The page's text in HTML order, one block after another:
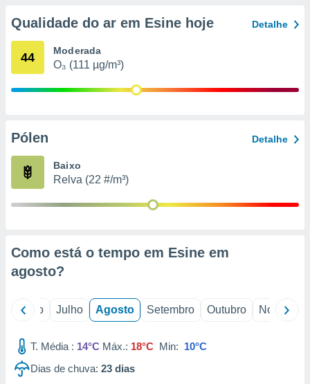
através
estudos
de
Qualidade do ar em Esine hoje Detalhe
44 Moderada
O₃ (111 µg/m³)
Pólen Detalhe
Baixo
Relva (22 #/m³)
Como está o tempo em Esine em
agosto?
Junho Julho Agosto Setembro Outubro Novembro
T. Média : 14°C Máx.: 18°C Min: 10°C
Dias de chuva: 23 dias